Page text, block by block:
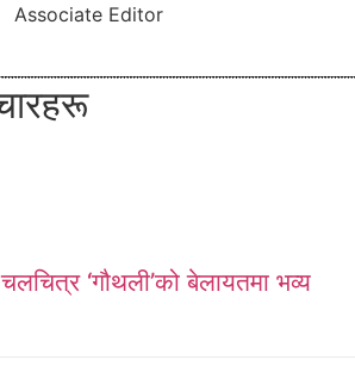
Associate Editor
‘गौथली’को बेलायतमा भव्य